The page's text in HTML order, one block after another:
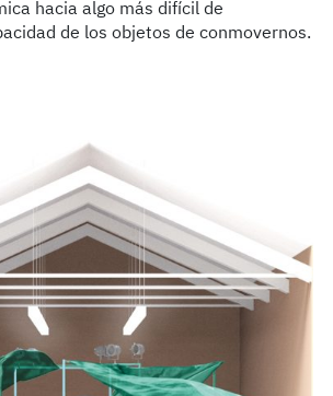
hacia algo más difícil de
de los objetos de conmovernos.